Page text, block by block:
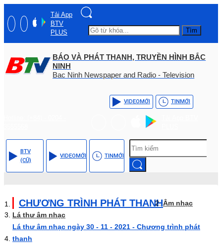
Tải App
BTV
PLUS
Tìm
BÁO VÀ PHÁT THANH, TRUYỀN HÌNH BẮC
NINH
Bac Ninh Newspaper and Radio - Television
VIDEOMỚI TINMỚI
BTV
(CŨ)
VIDEOMỚI TINMỚI
CHƯƠNG TRÌNH PHÁT THANHÂm nhạc
Lá thư âm nhạc
Lá thư âm nhạc ngày 30 - 11 - 2021 - Chương trình phát
thanh